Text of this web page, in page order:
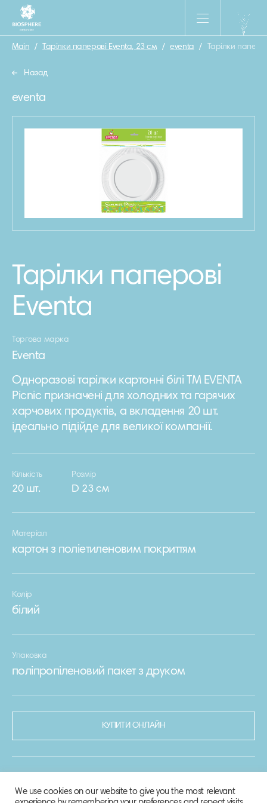
Main / Тарілки паперові Eventa, 23 см / eventa / Тарілки
Назад
eventa
Тарілки паперові
Eventa
Торгова марка
Eventa
Одноразові тарілки картонні білі ТМ EVENTA
Picnic призначені для холодних та гарячих
харчових продуктів, а вкладення 20 шт.
ідеально підійде для великої компанії.
Кількість
20 шт.
Розмір
D 23 см
Матеріал
картон з поліетиленовим покриттям
Колір
білий
Упаковка
поліпропіленовий пакет з друком
КУПИТИ ОНЛАЙН
We use cookies on our website to give you the most relevant